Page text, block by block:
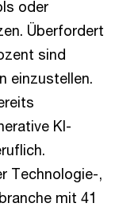
oder
Überfordert
sind
einzustellen.
KI-
Technologie-,
mit 41